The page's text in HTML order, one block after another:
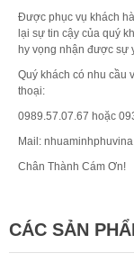
Được phục vụ khách
lại sự tin cậy của quý
hy vọng nhận được sự
Quý khách có nhu cầu
thoại:
0989.57.07.67 hoặc
Mail:
Chân Thành Cám Ơn!
CÁC SẢN